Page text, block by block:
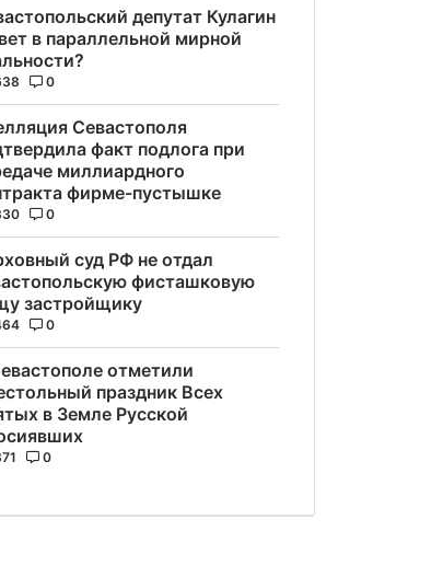
депутат Кулагин
в параллельной мирной
0
Севастополя
факт подлога при
миллиардного
фирме-пустышке
0
суд РФ не отдал
фисташковую
застройщику
0
отметили
праздник Всех
в Земле Русской
0